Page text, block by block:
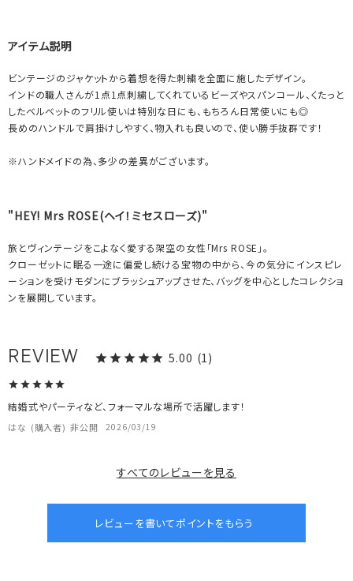
アイテム説明
ビンテージのジャケットから着想を得た刺繍を全面に施したデザイン。
インドの職人さんが1点1点刺繍してくれているビーズやスパンコール、くたっと
したベルベットのフリル使いは特別な日にも、もちろん日常使いにも◎
長めのハンドルで肩掛けしやすく、物入れも良いので、使い勝手抜群です！
※ハンドメイドの為、多少の差異がございます。
"HEY! Mrs ROSE(ヘイ！ミセスローズ)"
旅とヴィンテージをこよなく愛する架空の女性「Mrs ROSE」。
クローゼットに眠る一途に偏愛し続ける宝物の中から、今の気分にインスピレ
ーションを受けモダンにブラッシュアップさせた、バッグを中心としたコレクショ
ンを展開しています。
5.00 1
はな 購入者 非公開 2026/03/19
結婚式やパーティなど、フォーマルな場所で活躍します！
すべてのレビューを見る